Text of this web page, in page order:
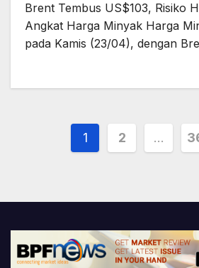
Brent Tembus US$103, Risiko
Angkat Harga Minyak Harga
pada Kamis (23/04), dengan
Posts
1 2 …